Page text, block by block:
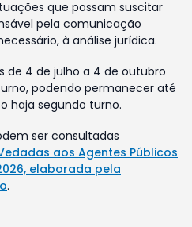
que possam suscitar
pela comunicação
à análise jurídica.
de 4 de julho a 4 de outubro
podendo permanecer até
haja segundo turno.
ser consultadas
aos Agentes Públicos
elaborada pela
.